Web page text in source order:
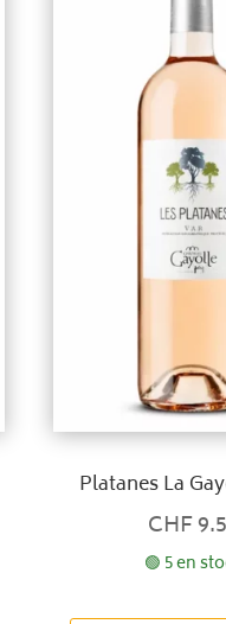
Platanes La
CHF
🟢 5 en